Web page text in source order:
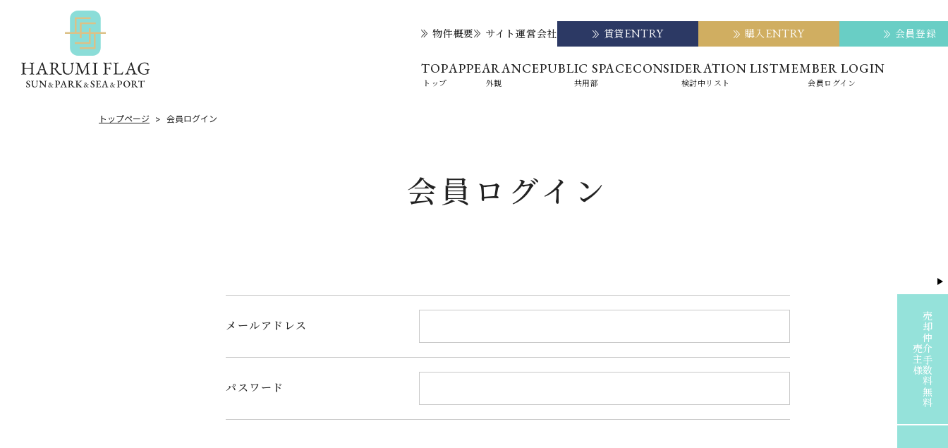
物件概要 サイト運営会社 賃貸ENTRY 購入ENTRY 会員登録
TOP
トップ
APPEARANCE
外観
PUBLIC SPACE
共用部
CONSIDERATION LIST
検討中リスト
MEMBER LOGIN
会員ログイン
トップページ 会員ログイン
会員ログイン
メールアドレス
パスワード
売主様売却仲介手数料無料